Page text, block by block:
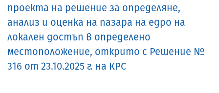
проекта на решение за определяне,
анализ и оценка на пазара на едро на
локален достъп в определено
местоположение, открито с Решение №
316 от 23.10.2025 г. на КРС